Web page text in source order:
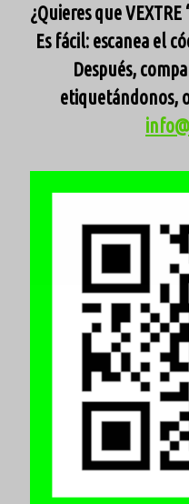
¿Quieres que
Es fácil: escanea el
Después,
etiquetándonos,